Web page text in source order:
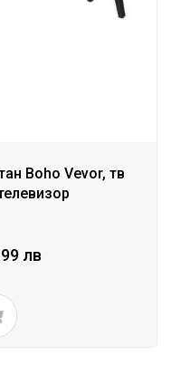
Boho Vevor, тв
лв